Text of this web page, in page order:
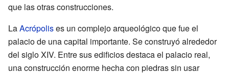
que las otras construcciones.
LaAcrópolises un complejo arqueológico que fue el
palacio de una capital importante. Se construyó alrededor
del siglo XIV. Entre sus edificios destaca el palacio real,
una construcción enorme hecha con piedras sin usar